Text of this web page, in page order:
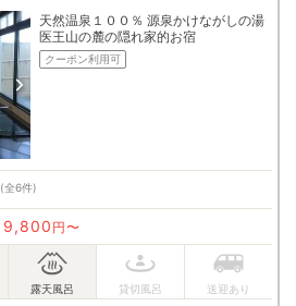
天然温泉１００％ 源泉かけながしの湯
医王山の麓の隠れ家的お宿
クーポン利用可
(全6件)
9,800 円〜